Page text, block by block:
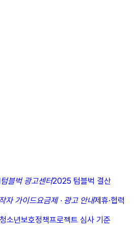
텀블벅 광고센터2025 텀블벅 결산
자 가이드요금제 · 광고 안내제휴·협력
청소년보호정책프로젝트 심사 기준